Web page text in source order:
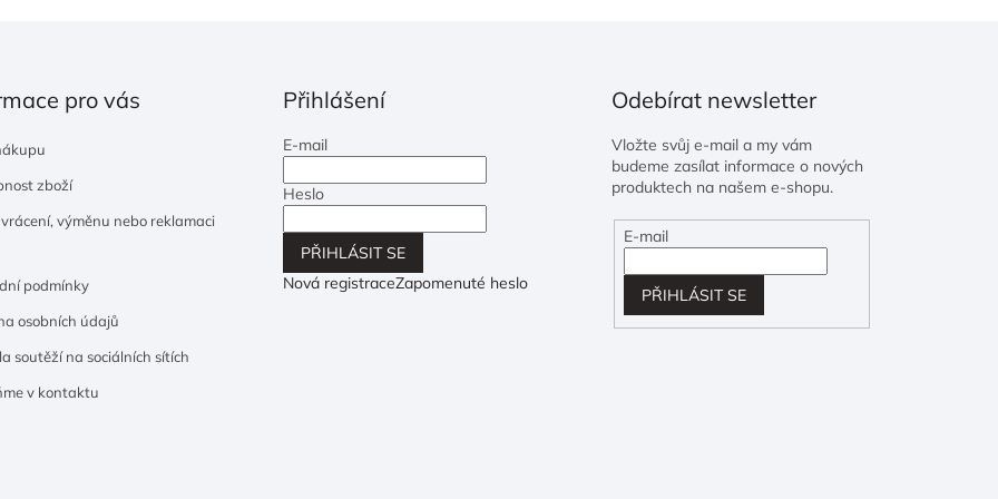
pro vás
zboží
vrácení, výměnu nebo reklamaci
podmínky
osobních údajů
soutěží na sociálních sítích
v kontaktu
Přihlášení
E-mail
Heslo
PŘIHLÁSIT SE
Nová registraceZapomenuté heslo
Odebírat newsletter
Vložte svůj e-mail a my vám
budeme zasílat informace o nových
produktech na našem e-shopu.
E-mail
PŘIHLÁSIT SE